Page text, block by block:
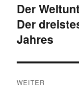
Vorheriger
Beitrag:
Der
Der
Jahres
WEITER